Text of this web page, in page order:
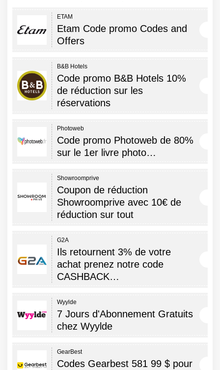
ETAM
Etam Code promo Codes and
Offers
B&B Hotels
Code promo B&B Hotels 10%
de réduction sur les
réservations
Photoweb
Code promo Photoweb de 80%
sur le 1er livre photo…
Showroomprive
Coupon de réduction
Showroomprive avec 10€ de
réduction sur tout
G2A
Ils retournent 3% de votre
achat prenez notre code
CASHBACK…
Wyylde
7 Jours d'Abonnement Gratuits
chez Wyylde
GearBest
Codes Gearbest 581 99 $ pour